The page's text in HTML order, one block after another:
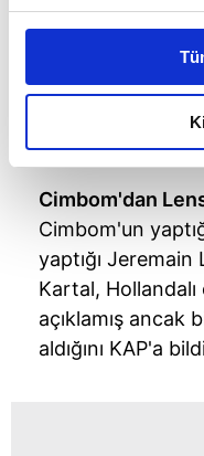
Bu çerezlere izin
daha iyi reklam
amacımızın size
olduğunu ve sizlere en
elimizden gelen
reklamların
kalemimiz olduğunu
Her halükârda,
takdirde, kullanıcılara
gösterilmeyecektir."
Sizlere daha iyi bir
Cimbom'dan
Cimbom'un
yaptığı
Kartal, Hollandalı
açıklamış ancak
aldığını KAP'a